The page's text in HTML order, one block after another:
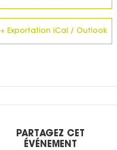
+ Exportation iCal / Outlook
PARTAGEZ CET
ÉVÉNEMENT